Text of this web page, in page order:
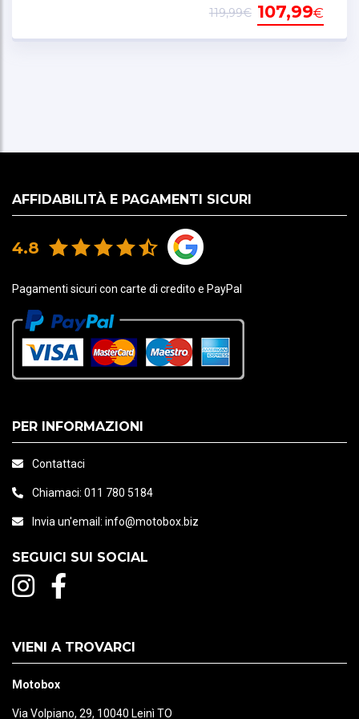
SERVIZIO CHIAVI: disponibile duplicato chiavi per
questo oggetto, fornire foto antifurto + foto targa
(set di chiavi)
107,99€
119,99€
AFFIDABILITÀ E PAGAMENTI SICURI
4.8
Pagamenti sicuri con carte di credito e PayPal
PER INFORMAZIONI
Contattaci
Chiamaci: 011 780 5184
Invia un'email: info@motobox.biz
SEGUICI SUI SOCIAL
VIENI A TROVARCI
Motobox
Via Volpiano, 29, 10040 Leinì TO